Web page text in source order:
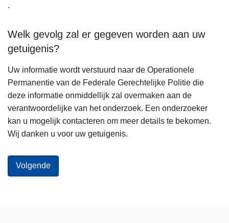
.
Welk gevolg zal er gegeven worden aan uw
getuigenis?
Uw informatie wordt verstuurd naar de Operationele
Permanentie van de Federale Gerechtelijke Politie die
deze informatie onmiddellijk zal overmaken aan de
verantwoordelijke van het onderzoek. Een onderzoeker
kan u mogelijk contacteren om meer details te bekomen.
Wij danken u voor uw getuigenis.